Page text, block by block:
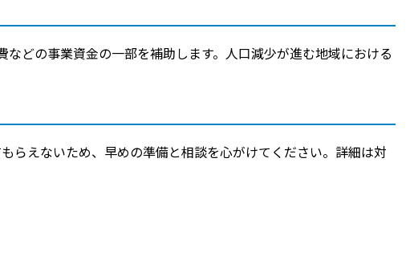
どの事業資金の一部を補助します。人口減少が進む地域における
らえないため、早めの準備と相談を心がけてください。詳細は対